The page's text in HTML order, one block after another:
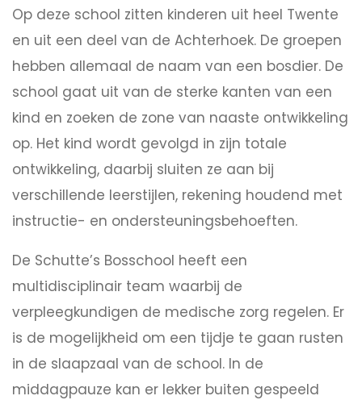
Op deze school zitten kinderen uit heel Twente
en uit een deel van de Achterhoek. De groepen
hebben allemaal de naam van een bosdier. De
school gaat uit van de sterke kanten van een
kind en zoeken de zone van naaste ontwikkeling
op. Het kind wordt gevolgd in zijn totale
ontwikkeling, daarbij sluiten ze aan bij
verschillende leerstijlen, rekening houdend met
instructie- en ondersteuningsbehoeften.
De Schutte’s Bosschool heeft een
multidisciplinair team waarbij de
verpleegkundigen de medische zorg regelen. Er
is de mogelijkheid om een tijdje te gaan rusten
in de slaapzaal van de school. In de
middagpauze kan er lekker buiten gespeeld